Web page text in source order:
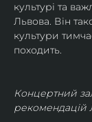
культурі та
Львова. Він
культури
походить.
Концертний
рекомендацій